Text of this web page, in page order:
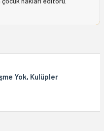
Yok, Kulüpler